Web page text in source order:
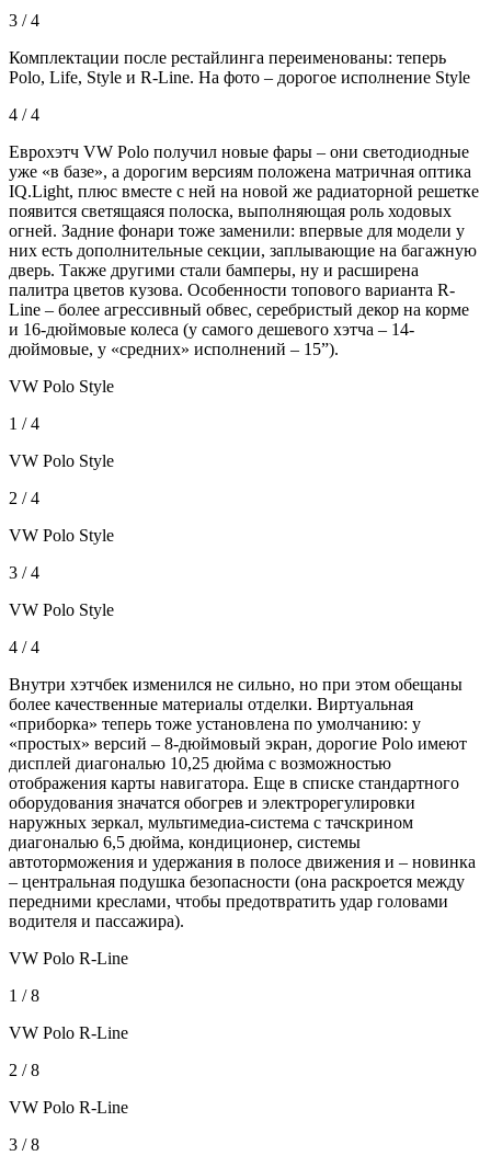
3 / 4
Комплектации после рестайлинга переименованы: теперь
Polo, Life, Style и R-Line. На фото – дорогое исполнение Style
4 / 4
Еврохэтч VW Polo получил новые фары – они светодиодные
уже «в базе», а дорогим версиям положена матричная оптика
IQ.Light, плюс вместе с ней на новой же радиаторной решетке
появится светящаяся полоска, выполняющая роль ходовых
огней. Задние фонари тоже заменили: впервые для модели у
них есть дополнительные секции, заплывающие на багажную
дверь. Также другими стали бамперы, ну и расширена
палитра цветов кузова. Особенности топового варианта R-
Line – более агрессивный обвес, серебристый декор на корме
и 16-дюймовые колеса (у самого дешевого хэтча – 14-
дюймовые, у «средних» исполнений – 15”).
VW Polo Style
1 / 4
VW Polo Style
2 / 4
VW Polo Style
3 / 4
VW Polo Style
4 / 4
Внутри хэтчбек изменился не сильно, но при этом обещаны
более качественные материалы отделки. Виртуальная
«приборка» теперь тоже установлена по умолчанию: у
«простых» версий – 8-дюймовый экран, дорогие Polo имеют
дисплей диагональю 10,25 дюйма с возможностью
отображения карты навигатора. Еще в списке стандартного
оборудования значатся обогрев и электрорегулировки
наружных зеркал, мультимедиа-система с тачскрином
диагональю 6,5 дюйма, кондиционер, системы
автоторможения и удержания в полосе движения и – новинка
– центральная подушка безопасности (она раскроется между
передними креслами, чтобы предотвратить удар головами
водителя и пассажира).
VW Polo R-Line
1 / 8
VW Polo R-Line
2 / 8
VW Polo R-Line
3 / 8